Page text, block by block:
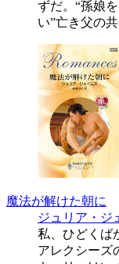
ずだ。“孫娘
い”亡き父の
魔法が解けた朝に
ジュリア・ジ
私、ひどくば
アレクシーズ